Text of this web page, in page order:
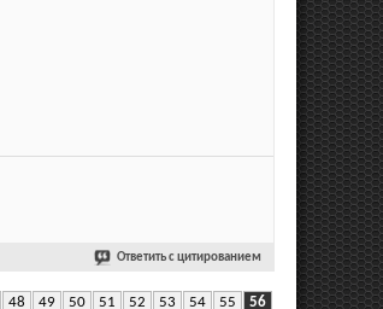
Ответить с цитированием
48 49 50 51 52 53 54 55 56